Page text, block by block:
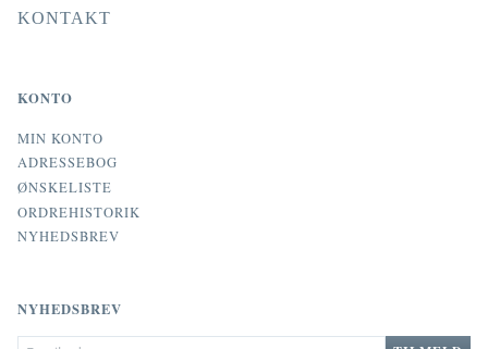
KONTAKT
KONTO
MIN KONTO
ADRESSEBOG
ØNSKELISTE
ORDREHISTORIK
NYHEDSBREV
NYHEDSBREV
EMAIL-